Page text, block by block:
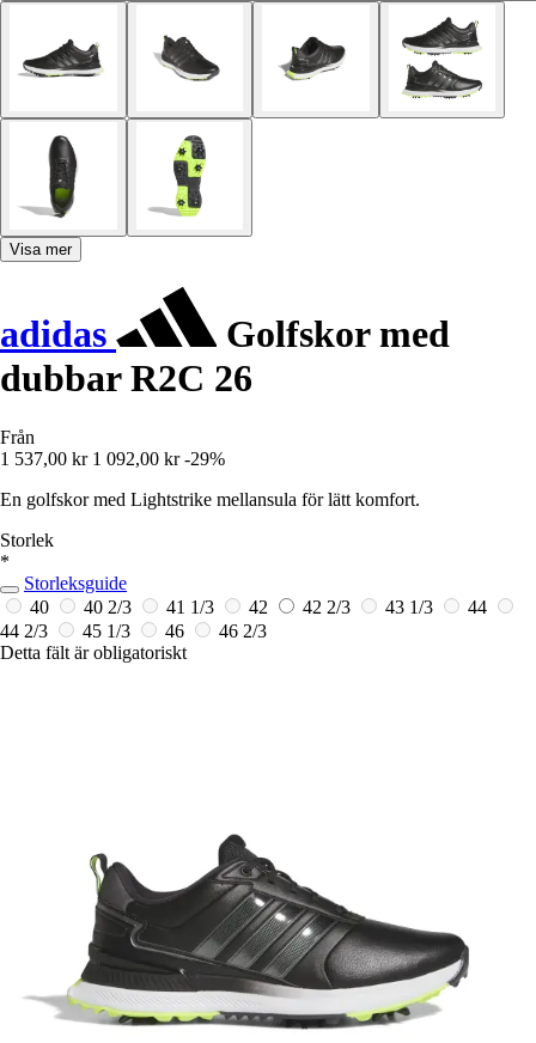
Visa mer
adidas
Golfskor med
dubbar R2C 26
Från
1 537,00 kr 1 092,00 kr -29%
En golfskor med Lightstrike mellansula för lätt komfort.
Storlek
*
Storleksguide
40
40 2/3 41 1/3 42 42 2/3 43 1/3
44
44 2/3
45 1/3 46
46 2/3
Detta fält är obligatoriskt